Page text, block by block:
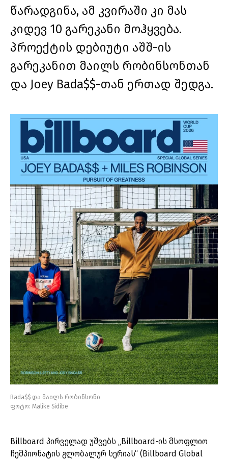
წარადგინა, ამ კვირაში კი მას
კიდევ 10 გარეკანი მოჰყვება.
პროექტის დებიუტი აშშ-ის
გარეკანით მაილს რობინსონთან
და Joey Bada$$-თან ერთად შედგა.
Bada$$ და მაილს რობინსონი
ფოტო: Malike Sidibe
Billboard პირველად უშვებს „Billboard-ის მსოფლიო
ჩემპიონატის გლობალურ სერიას“ (Billboard Global